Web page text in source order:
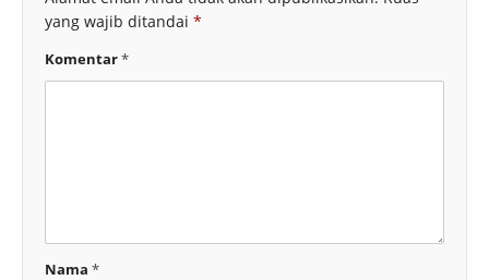
yang wajib ditandai *
Komentar*
Nama *